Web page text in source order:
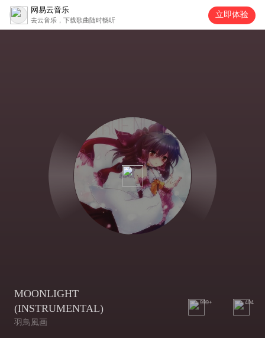
网易云音乐
去云音乐，下载歌曲随时畅听
立即体验
MOONLIGHT
(INSTRUMENTAL)
羽鳥風画
999+ 404